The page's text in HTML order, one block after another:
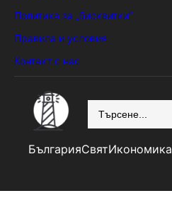
Политика за „бисквитки“
Правила и условия
Контакт с нас
БългарияСвятИкономика